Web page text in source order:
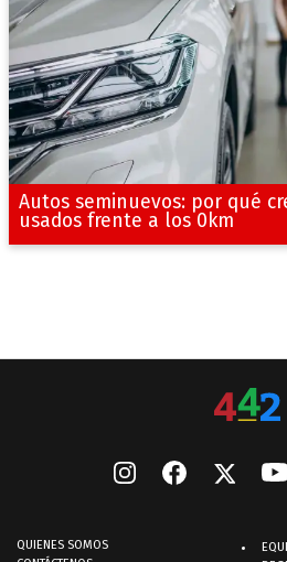
Autos seminuevos: por qué
usados frente a los 0km
QUIENES SOMOS